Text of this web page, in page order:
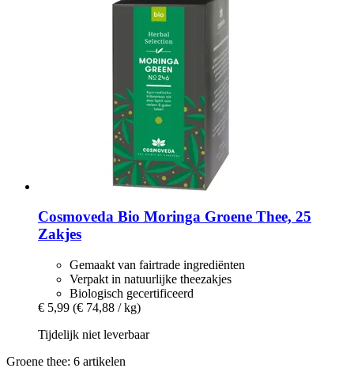
Cosmoveda Bio Moringa Groene Thee, 25
Zakjes
Gemaakt van fairtrade ingrediënten
Verpakt in natuurlijke theezakjes
Biologisch gecertificeerd
€ 5,99 (€ 74,88 / kg)
Tijdelijk niet leverbaar
Groene thee: 6 artikelen